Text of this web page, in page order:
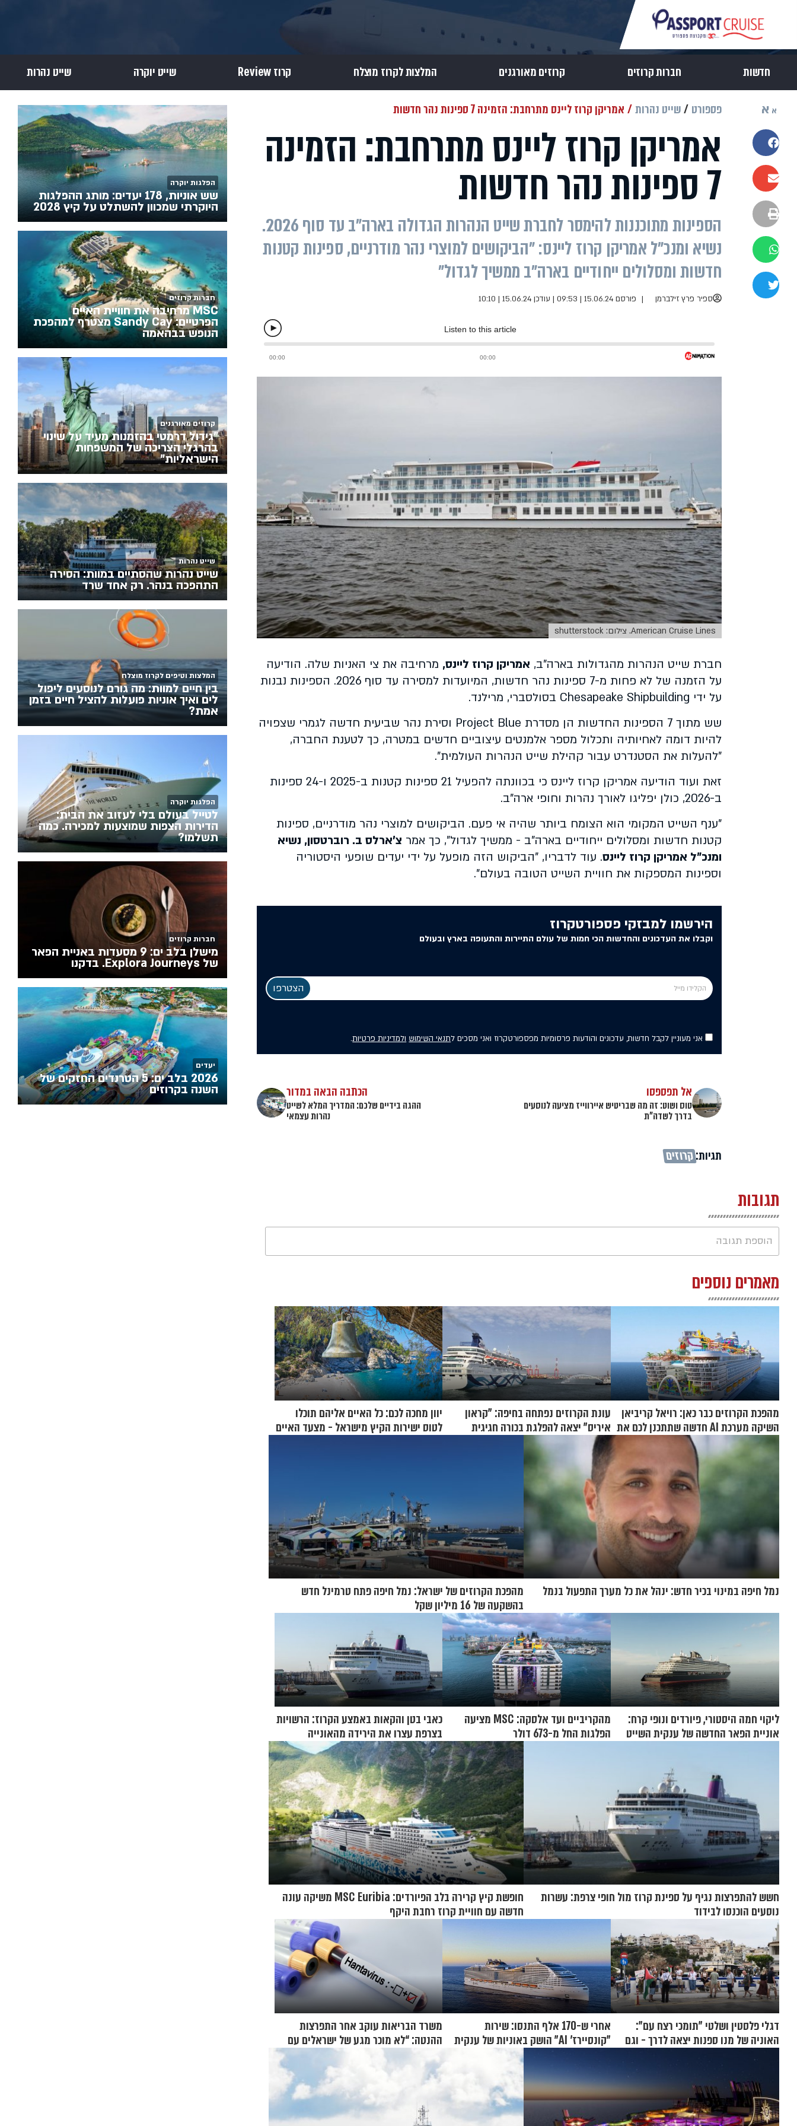
חדשות חברות קרוזים קרוזים מאורגנים המלצות לקרוז מוצלח קרוז Review שייט יוקרה שייט נהרות
א א
שתפו בפייסבוק
שתפו במייל
הדפסה
שתפו בוואטסאפ
שתפו בטוויטר
פספורט שייט נהרות אמריקן קרוז ליינס מתרחבת: הזמינה 7 ספינות נהר חדשות
אמריקן קרוז ליינס מתרחבת: הזמינה
7 ספינות נהר חדשות
הספינות מתוכננות להימסר לחברת שייט הנהרות הגדולה בארה"ב עד סוף 2026.
נשיא ומנכ"ל אמריקן קרוז ליינס: "הביקושים למוצרי נהר מודרניים, ספינות קטנות
חדשות ומסלולים ייחודיים בארה"ב ממשיך לגדול"
ספיר פרץ זילברמן פורסם 15.06.24 | 09:53 | עודכן 15.06.24 | 10:10
American Cruise Lines. צילום: shutterstock
חברת שייט הנהרות מהגדולות בארה"ב, אמריקן קרוז ליינס, מרחיבה את צי האניות שלה. הודיעה
על הזמנה של לא פחות מ-7 ספינות נהר חדשות, המיועדות למסירה עד סוף 2026. הספינות נבנות
על ידי Chesapeake Shipbuilding בסולסברי, מרילנד.
שש מתוך 7 הספינות החדשות הן מסדרת
Project Blue וסירת נהר שביעית חדשה לגמרי שצפויה
להיות דומה לאחיותיה ותכלול מספר אלמנטים עיצוביים חדשים במטרה, כך לטענת החברה,
"להעלות את הסטנדרט עבור קהילת שייט הנהרות העולמית".
זאת ועוד הודיעה אמריקן קרוז ליינס כי בכוונתה להפעיל 21 ספינות קטנות ב-2025 ו-24 ספינות
ב-2026, כולן יפליגו לאורך נהרות וחופי ארה"ב.
"ענף השייט המקומי הוא הצומח ביותר שהיה אי פעם. הביקושים למוצרי נהר מודרניים, ספינות
קטנות חדשות ומסלולים ייחודיים בארה"ב - ממשיך לגדול", כך אמר צ'ארלס ב. רוברטסון, נשיא
ומנכ"ל אמריקן קרוז ליינס. עוד לדבריו, "הביקוש הזה מופעל על ידי יעדים שופעי היסטוריה
וספינות המספקות את חוויית השייט הטובה בעולם".
הירשמו למבזקי פספורטקרוז
וקבלו את העדכונים והחדשות הכי חמות של עולם התיירות והתעופה בארץ ובעולם
אני מעוניין לקבל חדשות, עדכונים והודעות פרסומיות מפספורטקרוז ואני מסכים לתנאי השימוש ולמדיניות פרטיות.
אל תפספסו
טוס ושוט: זה מה שבריטיש איירווייז מציעה לנוסעים
בדרך לשדה"ת
הכתבה הבאה במדור
ההגה בידיים שלכם: המדריך המלא לשייט
נהרות עצמאי
תגיות:קרוזים
תגובות
הוספת תגובה
מאמרים נוספים
מהפכת הקרוזים כבר כאן: רויאל קריביאן
השיקה מערכת AI חדשה שתתכנן לכם את
כל ההפלגה
עונת הקרוזים נפתחה בחיפה: "קראון
איריס" יצאה להפלגת בכורה חגיגית
יוון מחכה לכם: כל האיים אליהם תוכלו
לטוס ישירות הקיץ מישראל - מצעד האיים
נמל חיפה במינוי בכיר חדש: ינהל את כל מערך התפעול בנמל
מהפכת הקרוזים של ישראל: נמל חיפה פתח טרמינל חדש
בהשקעה של 16 מיליון שקל
ליקוי חמה היסטורי, פיורדים ונופי קרח:
אוניית הפאר החדשה של ענקית השייט
מהקריביים ועד אלסקה: MSC מציעה
הפלגות החל מ-673 דולר
כאבי בטן והקאות באמצע הקרוז: הרשויות
בצרפת עצרו את הירידה מהאונייה
חשש להתפרצות נגיף על ספינת קרוז מול חופי צרפת: עשרות
נוסעים הוכנסו לבידוד
חופשת קיץ קרירה בלב הפיורדים: MSC Euribia משיקה עונה
חדשה עם חוויית קרוז רחבת היקף
דגלי פלסטין ושלטי "תומכי רצח עם":
האוניה של מנו ספנות יצאה לדרך - וגם
אחרי ש-170 אלף התנסו: שירות
"קונסיירז' AI" הושק באוניות של ענקית
משרד הבריאות עוקב אחר התפרצות
ההנטה: “לא מוכר מגע של ישראלים עם
הפלגות יוקרה
שש אוניות, 178 יעדים: מותג ההפלגות
היוקרתי שמכוון להשתלט על קיץ 2028
חברות קרוזים
MSC מרחיבה את חוויית האיים
הפרטיים: Sandy Cay מצטרף למהפכת
הנופש בבהאמה
קרוזים מאורגנים
"גידול דרמטי בהזמנות מעיד על שינוי
בהרגלי הצריכה של המשפחות
הישראליות"
שייט נהרות
שייט נהרות שהסתיים במוות: הסירה
התהפכה בנהר. רק אחד שרד
המלצות וטיפים לקרוז מוצלח
בין חיים למוות: מה גורם לנוסעים ליפול
לים ואיך אוניות פועלות להציל חיים בזמן
אמת?
הפלגות יוקרה
לטייל בעולם בלי לעזוב את הבית:
הדירות הצפות שמוצעות למכירה. כמה
תשלמו?
חברות קרוזים
מישלן בלב ים: 9 מסעדות באניית הפאר
של Explora Journeys. בדקנו
יעדים
2026 בלב ים: 5 הטרנדים החזקים של
השנה בקרוזים